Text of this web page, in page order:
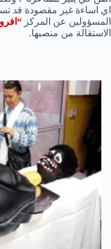
اي اساءة غير مقصودة قد
المسؤولين عن المركز
الاستقالة من منصبها.